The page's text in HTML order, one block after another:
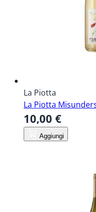
La Piotta
La Piotta
10,00 €
Aggiungi